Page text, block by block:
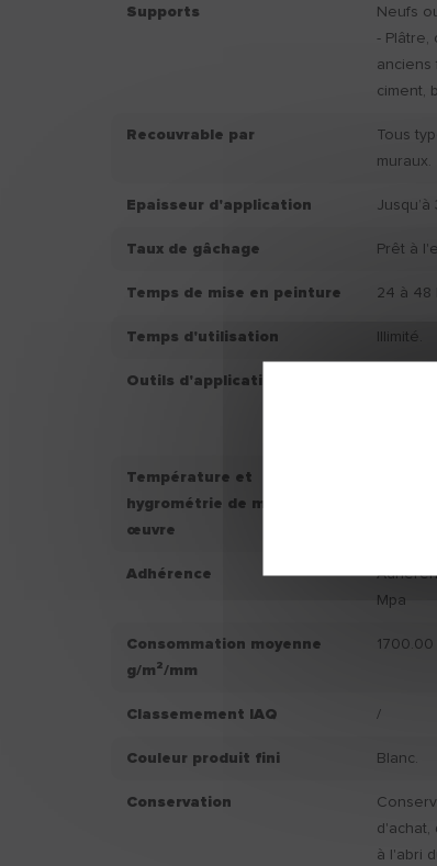
Supports
Neufs
- Plâtre,
anciens
ciment,
Recouvrable par
Tous
muraux.
Epaisseur d'application Jusqu’à
Taux de gâchage Prêt à
Temps de mise en peinture 24 à 48
Temps d'utilisation Illimité.
Outils d'application
Température et
hygrométrie de mise en
œuvre
+8°C
Adhérence
Mpa
Consommation moyenne
g/m²/mm
1700.00
Classemement IAQ /
Couleur produit fini Blanc.
Conservation
d'achat,
à l'abri